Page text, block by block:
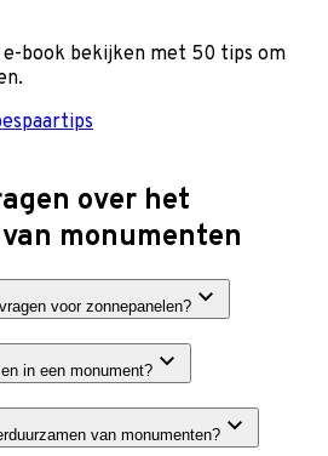
book bekijken met 50 tips om
over het
monumenten
voor zonnepanelen?
in een monument?
van monumenten?